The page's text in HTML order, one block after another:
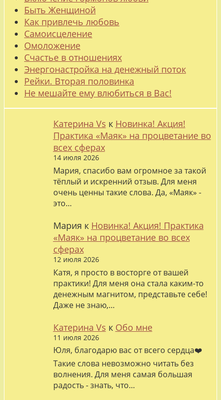
Быть Женщиной
Как привлечь любовь
Самоисцеление
Омоложение
Счастье в отношениях
Энергонастройка на денежный поток
Рейки. Вторая половинка
Не мешайте ему влюбиться в Вас!
Катерина Vs к Новинка! Акция!
Практика «Маяк» на процветание во
всех сферах
14 июля 2026
Мария, спасибо вам огромное за такой
тёплый и искренний отзыв. Для меня
очень ценны такие слова. Да, «Маяк» -
это…
Мария к Новинка! Акция! Практика
«Маяк» на процветание во всех
сферах
12 июля 2026
Катя, я просто в восторге от вашей
практики! Для меня она стала каким-то
денежным магнитом, представьте себе!
Даже не знаю,…
Катерина Vs к Обо мне
11 июля 2026
Юля, благодарю вас от всего сердца❤️
Такие слова невозможно читать без
волнения. Для меня самая большая
радость - знать, что…